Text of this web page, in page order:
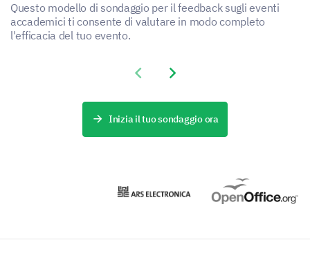
Questo modello di sondaggio per il feedback sugli eventi
accademici ti consente di valutare in modo completo
l'efficacia del tuo evento.
Previous slide
Next slide
Inizia il tuo sondaggio ora